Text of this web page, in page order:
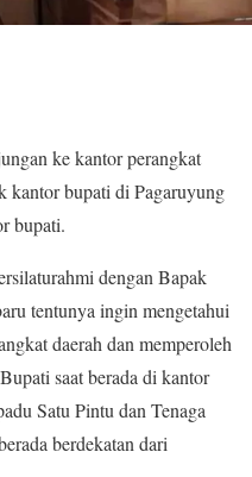
ke kantor perangkat
kantor bupati di Pagaruyung
bupati.
dengan Bapak
tentunya ingin mengetahui
daerah dan memperoleh
saat berada di kantor
Satu Pintu dan Tenaga
berdekatan dari